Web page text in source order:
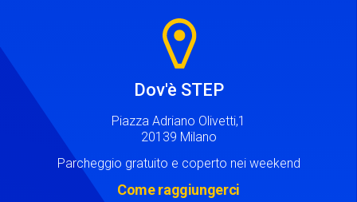
Dov'è STEP
Piazza Adriano Olivetti,1
20139 Milano
Parcheggio gratuito e coperto nei weekend
Come raggiungerci